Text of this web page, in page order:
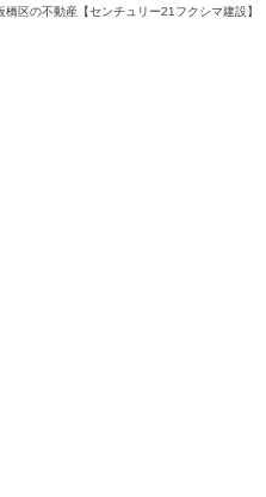
区の不動産【センチュリー21フクシマ建設】